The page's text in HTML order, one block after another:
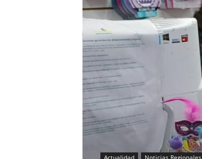
Actualidad Noticias Regionales